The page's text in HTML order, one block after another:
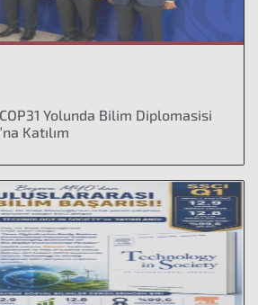
Yolunda Bilim Diplomasisi
Katılım